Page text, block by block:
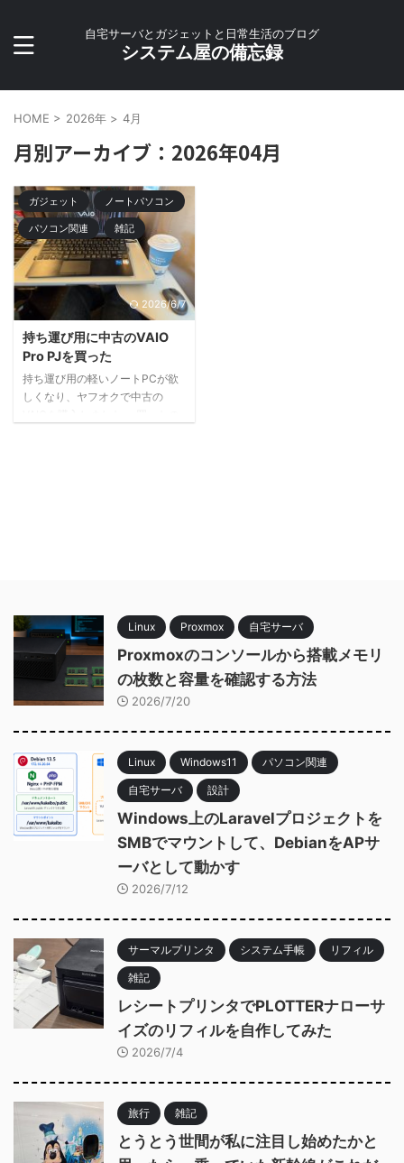
自宅サーバとガジェットと日常生活のブログ
システム屋の備忘録
HOME > 2026年 > 4月
月別アーカイブ：2026年04月
ガジェット ノートパソコン
パソコン関連 雑記
2026/6/7
持ち運び用に中古のVAIO
Pro PJを買った
持ち運び用の軽いノートPCが欲
しくなり、ヤフオクで中古の
PCが1台欲しいと思っていまし
た。 用途としては、外出先でブ
ロ ...
Linux Proxmox 自宅サーバ
Proxmoxのコンソールから搭載メモリ
の枚数と容量を確認する方法
2026/7/20
Linux Windows11 パソコン関連
自宅サーバ 設計
Windows上のLaravelプロジェクトを
SMBでマウントして、DebianをAPサ
ーバとして動かす
2026/7/12
サーマルプリンタ システム手帳 リフィル
雑記
レシートプリンタでPLOTTERナローサ
イズのリフィルを自作してみた
2026/7/4
旅行 雑記
とうとう世間が私に注目し始めたかと